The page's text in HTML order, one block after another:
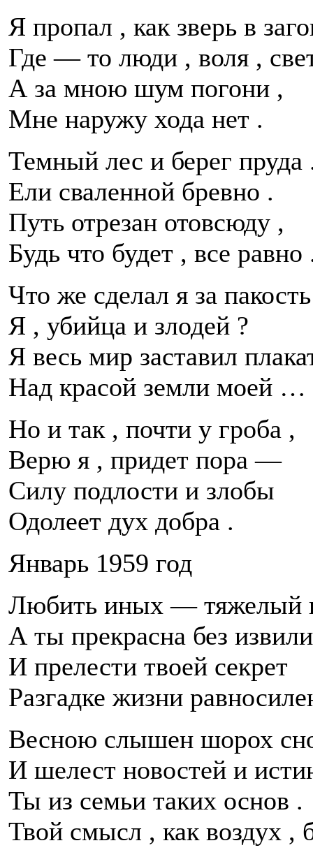
Я пропал , как зверь в
Где — то люди , воля ,
А за мною шум погони ,
Мне наружу хода нет .
Темный лес и берег пруда
Ели сваленной бревно .
Путь отрезан отовсюду ,
Будь что будет , все равно
Что же сделал я за
Я , убийца и злодей ?
Я весь мир заставил
Над красой земли моей …
Но и так , почти у гроба ,
Верю я , придет пора —
Силу подлости и злобы
Одолеет дух добра .
Январь 1959 год
Любить иных — тяжелый
А ты прекрасна без
И прелести твоей секрет
Разгадке жизни
Весною слышен шорох
И шелест новостей и
Ты из семьи таких основ .
Твой смысл , как воздух ,